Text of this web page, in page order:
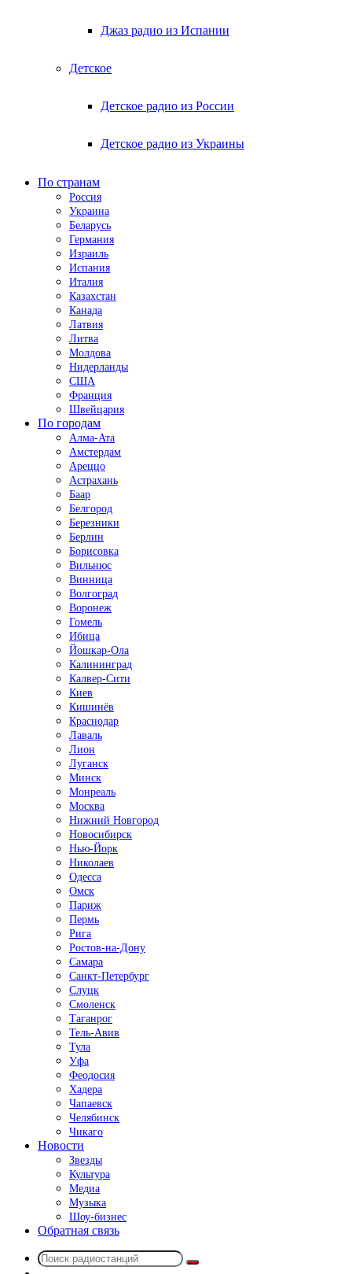
Джаз радио из Испании
Детское
Детское радио из России
Детское радио из Украины
По странам
Россия
Украина
Беларусь
Германия
Израиль
Испания
Италия
Казахстан
Канада
Латвия
Литва
Молдова
Нидерланды
США
Франция
Швейцария
По городам
Алма-Ата
Амстердам
Ареццо
Астрахань
Баар
Белгород
Березники
Берлин
Борисовка
Вильнюс
Винница
Волгоград
Воронеж
Гомель
Ибица
Йошкар-Ола
Калининград
Калвер-Сити
Киев
Кишинёв
Краснодар
Лаваль
Лион
Луганск
Минск
Монреаль
Москва
Нижний Новгород
Новосибирск
Нью-Йорк
Николаев
Одесса
Омск
Париж
Пермь
Рига
Ростов-на-Дону
Самара
Санкт-Петербург
Слуцк
Смоленск
Таганрог
Тель-Авив
Тула
Уфа
Феодосия
Хадера
Чапаевск
Челябинск
Чикаго
Новости
Звезды
Культура
Медиа
Музыка
Шоу-бизнес
Обратная связь
Поиск